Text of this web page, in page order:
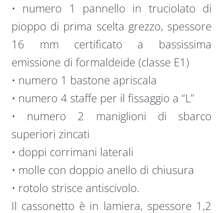
• numero 1 pannello in truciolato di
pioppo di prima scelta grezzo, spessore
16 mm certificato a bassissima
emissione di formaldeide (classe E1)
• numero 1 bastone apriscala
• numero 4 staffe per il fissaggio a “L”
• numero 2 maniglioni di sbarco
superiori zincati
• doppi corrimani laterali
• molle con doppio anello di chiusura
• rotolo strisce antiscivolo.
Il cassonetto è in lamiera, spessore 1,2